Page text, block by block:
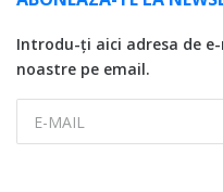
Introdu-ți aici adresa de
noastre pe email.